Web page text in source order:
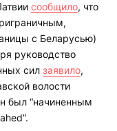
сообщило, что
с Беларусью)
руководство
сил заявило,
волости
был “начиненным